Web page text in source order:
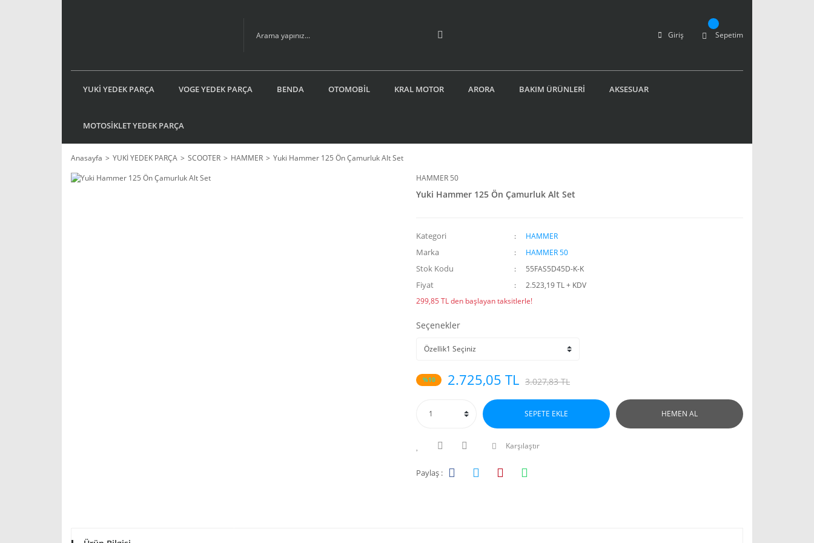
Giriş Sepetim
YUKİ YEDEK PARÇA VOGE YEDEK PARÇA BENDA OTOMOBİL KRAL MOTOR ARORA BAKIM ÜRÜNLERİ AKSESUAR
MOTOSİKLET YEDEK PARÇA
Anasayfa YUKİ YEDEK PARÇA SCOOTER HAMMER
Yuki Hammer 125 Ön Çamurluk Alt Set
HAMMER 50
Yuki Hammer 125 Ön Çamurluk Alt Set
Kategori HAMMER
Marka HAMMER 50
Stok Kodu 55FAS5D45D-K-K
Fiyat
2.523,19 TL + KDV
299,85 TL den başlayan taksitlerle!
Seçenekler
%10 2.725,05 TL 3.027,83 TL
SEPETE EKLE HEMEN AL
Karşılaştır
Paylaş :